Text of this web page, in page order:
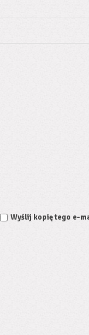
Wyślij kopię tego e-